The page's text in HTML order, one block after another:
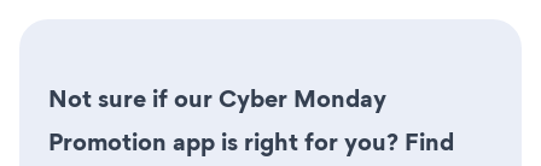
Not sure if our Cyber Monday
Promotion app is right for you? Find